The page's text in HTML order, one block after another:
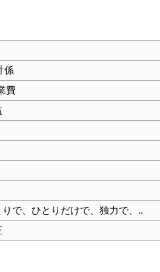
係
費
で、ひとりだけで、独力で、..